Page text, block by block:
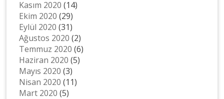
Kasım 2020 (14)
Ekim 2020 (29)
Eylül 2020 (31)
Ağustos 2020 (2)
Temmuz 2020 (6)
Haziran 2020 (5)
Mayıs 2020 (3)
Nisan 2020 (11)
Mart 2020 (5)